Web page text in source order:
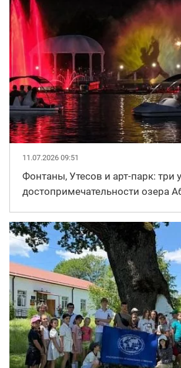
11.07.2026 09:51
Фонтаны, Утесов и арт-парк: три
достопримечательности озера